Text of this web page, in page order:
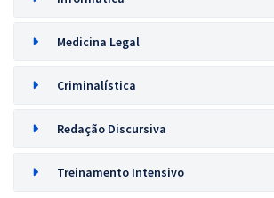
Medicina Legal
Criminalística
Redação Discursiva
Treinamento Intensivo